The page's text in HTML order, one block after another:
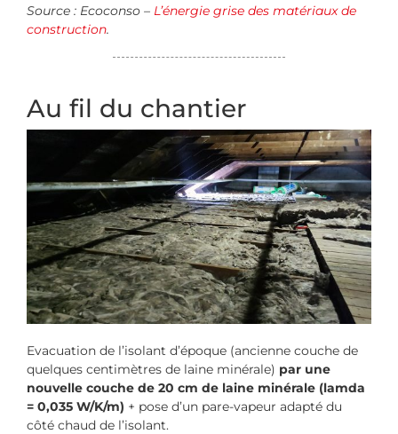
Source : Ecoconso – L’énergie grise des matériaux de
construction.
Au fil du chantier
Evacuation de l’isolant d’époque (ancienne couche de
quelques centimètres de laine minérale) par une
nouvelle couche de 20 cm de laine minérale (lamda
= 0,035 W/K/m) + pose d’un pare-vapeur adapté du
côté chaud de l’isolant.